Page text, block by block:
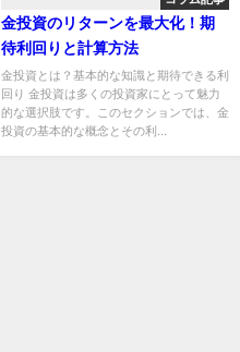
金投資のリターンを最大化！期
待利回りと計算方法
金投資とは？基本的な知識と期待できる利
回り 金投資は多くの投資家にとって魅力
的な選択肢です。このセクションでは、金
投資の基本的な概念とその利...